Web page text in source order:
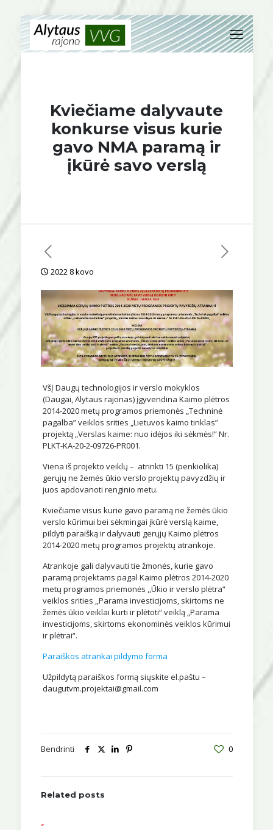
Kviečiame dalyvaute
konkurse visus kurie
gavo NMA paramą ir
įkūrė savo verslą
2022 8 kovo
VšĮ Daugų technologijos ir verslo mokyklos
(Daugai, Alytaus rajonas) įgyvendina Kaimo plėtros
2014-2020 metų programos priemonės „Techninė
pagalba” veiklos srities „Lietuvos kaimo tinklas”
projektą „Verslas kaime: nuo idėjos iki sėkmės!” Nr.
PLKT-KA-20-2-09726-PR001.
Viena iš projekto veiklų – atrinkti 15 (penkiolika)
gerųjų ne žemės ūkio verslo projektų pavyzdžių ir
juos apdovanoti renginio metu.
Kviečiame visus kurie gavo paramą ne žemės ūkio
verslo kūrimui bei sėkmingai įkūrė verslą kaime,
pildyti paraišką ir dalyvauti gerųjų Kaimo plėtros
2014-2020 metų programos projektų atrankoje.
Atrankoje gali dalyvauti tie žmonės, kurie gavo
paramą projektams pagal Kaimo plėtros 2014-2020
metų programos priemonės ,,Ūkio ir verslo plėtra“
veiklos srities ,,Parama investicijoms, skirtoms ne
žemės ūkio veiklai kurti ir plėtoti“ veiklą „Parama
investicijoms, skirtoms ekonominės veiklos kūrimui
ir plėtrai“.
Paraiškos atrankai pildymo forma
Užpildytą paraiškos formą siųskite el.paštu –
daugutvm.projektai@gmail.com
Bendrinti 0
Related posts